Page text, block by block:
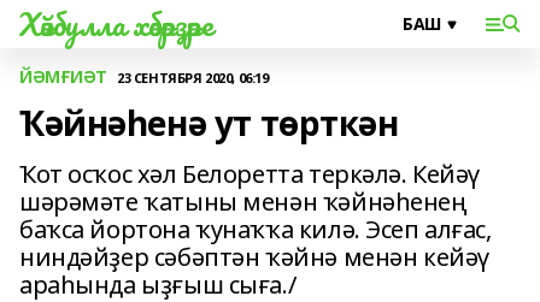
Хәйбулла хәбәрҙәре
ЙӘМҒИӘТ 23 СЕНТЯБРЯ 2020, 06:19
Ҡәйнәһенә ут төрткән
Ҡот осҡос хәл Белоретта теркәлә. Кейәү
шәрәмәте ҡатыны менән ҡәйнәһенең
баҡса йортона ҡунаҡҡа килә. Эсеп алғас,
ниндәйҙер сәбәптән ҡәйнә менән кейәү
араһында ыҙғыш сыға./